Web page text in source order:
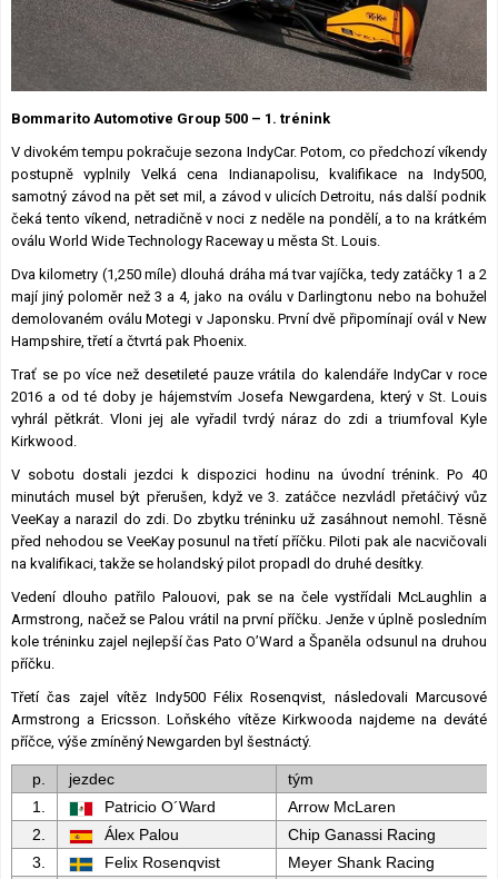
Okruhy F1
Lexikon F1
Bommarito Automotive Group 500 – 1. trénink
V divokém tempu pokračuje sezona IndyCar. Potom, co předchozí víkendy
postupně vyplnily Velká cena Indianapolisu, kvalifikace na Indy500,
samotný závod na pět set mil, a závod v ulicích Detroitu, nás další podnik
čeká tento víkend, netradičně v noci z neděle na pondělí, a to na krátkém
oválu World Wide Technology Raceway u města St. Louis.
Dva kilometry (1,250 míle) dlouhá dráha má tvar vajíčka, tedy zatáčky 1 a 2
mají jiný poloměr než 3 a 4, jako na oválu v Darlingtonu nebo na bohužel
demolovaném oválu Motegi v Japonsku. První dvě připomínají ovál v New
Hampshire, třetí a čtvrtá pak Phoenix.
Trať se po více než desetileté pauze vrátila do kalendáře IndyCar v roce
2016 a od té doby je hájemstvím Josefa Newgardena, který v St. Louis
vyhrál pětkrát. Vloni jej ale vyřadil tvrdý náraz do zdi a triumfoval Kyle
Kirkwood.
V sobotu dostali jezdci k dispozici hodinu na úvodní trénink. Po 40
minutách musel být přerušen, když ve 3. zatáčce nezvládl přetáčivý vůz
VeeKay a narazil do zdi. Do zbytku tréninku už zasáhnout nemohl. Těsně
před nehodou se VeeKay posunul na třetí příčku. Piloti pak ale nacvičovali
na kvalifikaci, takže se holandský pilot propadl do druhé desítky.
Vedení dlouho patřilo Palouovi, pak se na čele vystřídali McLaughlin a
Armstrong, načež se Palou vrátil na první příčku. Jenže v úplně posledním
kole tréninku zajel nejlepší čas Pato O’Ward a Španěla odsunul na druhou
příčku.
Třetí čas zajel vítěz Indy500 Félix Rosenqvist, následovali Marcusové
Armstrong a Ericsson. Loňského vítěze Kirkwooda najdeme na deváté
příčce, výše zmíněný Newgarden byl šestnáctý.
p. jezdec
tým
1.
Patricio O´Ward
Arrow McLaren
2.
Álex Palou
Chip Ganassi Racing
3.
Felix Rosenqvist
Meyer Shank Racing